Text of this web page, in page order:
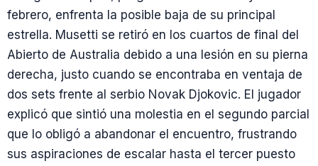
febrero, enfrenta la posible baja de su principal
estrella. Musetti se retiró en los cuartos de final del
Abierto de Australia debido a una lesión en su pierna
derecha, justo cuando se encontraba en ventaja de
dos sets frente al serbio Novak Djokovic. El jugador
explicó que sintió una molestia en el segundo parcial
que lo obligó a abandonar el encuentro, frustrando
sus aspiraciones de escalar hasta el tercer puesto